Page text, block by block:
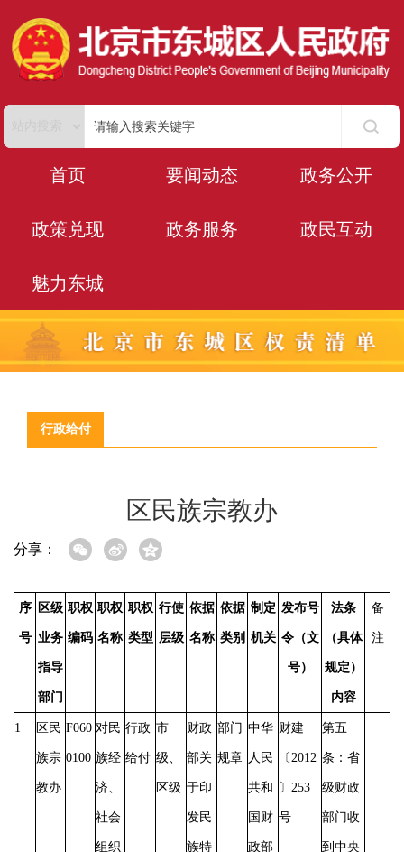
首页 要闻动态 政务公开
政策兑现 政务服务 政民互动
魅力东城
行政给付
区民族宗教办
分享：
序
号
区级
业务
指导
部门
职权
编码
职权
名称
职权
类型
行使
层级
依据
名称
依据
类别
制定
机关
发布号
令（文
号）
法条
（具体
规定）
内容
备
注
1 区民
族宗
教办
F060
0100
对民
族经
济、
社会
组织
行政
给付
市
级、
区级
财政
部关
于印
发民
族特
部门
规章
中华
人民
共和
国财
政部
财建
〔 2012
〕253
号
第五
条：省
级财政
部门收
到中央